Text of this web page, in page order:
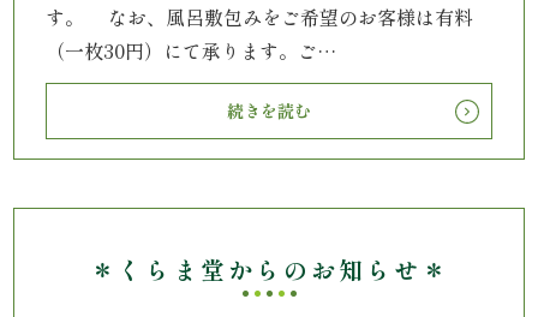
ン
鰻・
海
す。 なお、風呂敷包みをご希望のお客様は有料
（一枚30円）にて承ります。ご…
続きを読む
＊くらま堂からのお知らせ＊